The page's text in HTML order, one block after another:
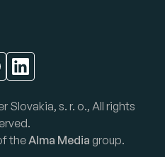
Slovakia, s. r. o., All rights
theAlma Media group.